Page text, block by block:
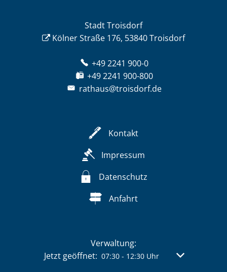
Stadt Troisdorf
Kölner Straße 176, 53840 Troisdorf
+49 2241 900-0
+49 2241 900-800
rathaus@troisdorf.de
Kontakt
Impressum
Datenschutz
Anfahrt
Verwaltung:
Klicken, um weitere Öffnungs- oder
Jetzt geöffnet: 07:30- 12:30Uhr Von 07:30